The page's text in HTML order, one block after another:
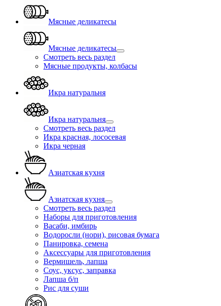
Мясные деликатесы
Мясные деликатесы
Смотреть весь раздел
Мясные продукты, колбасы
Икра натуральня
Икра натуральня
Смотреть весь раздел
Икра красная, лососевая
Икра черная
Азиатская кухня
Азиатская кухня
Смотреть весь раздел
Наборы для приготовления
Васаби, имбирь
Водоросли (нори), рисовая бумага
Панировка, семена
Аксессуары для приготовления
Вермишель, лапша
Соус, уксус, заправка
Лапша б/п
Рис для суши